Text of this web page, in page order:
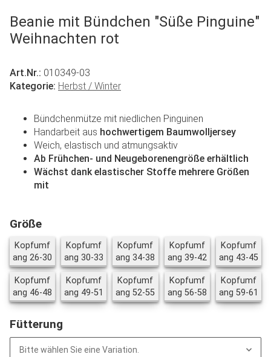
Beanie mit Bündchen "Süße Pinguine"
Weihnachten rot
Art.Nr.: 010349-03
Kategorie: Herbst / Winter
Bündchenmütze mit niedlichen Pinguinen
Handarbeit aus hochwertigem Baumwolljersey
Weich, elastisch und atmungsaktiv
Ab Frühchen- und Neugeborenengröße erhältlich
Wächst dank elastischer Stoffe mehrere Größen
mit
Größe
Kopfumf
ang 26-30 Kopfumfang 26-30
Kopfumf
ang 30-33 Kopfumfang 30-33
Kopfumf
ang 34-38 Kopfumfang 34-38
Kopfumf
ang 39-42Kopfumfang
Kopfumf
ang 43-45
Kopfumf
ang 46-48 Kopfumfang 46-48
Kopfumf
ang 49-51
Kopfumfang 49-51
Kopfumf
ang 52-55Kopfumfang 52-55
Kopfumf
ang 56-58Kopfumfang
Kopfumf
ang 59-61
Fütterung
Bitte wählen Sie eine Variation.